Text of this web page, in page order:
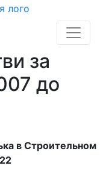
за
до
в Строительном